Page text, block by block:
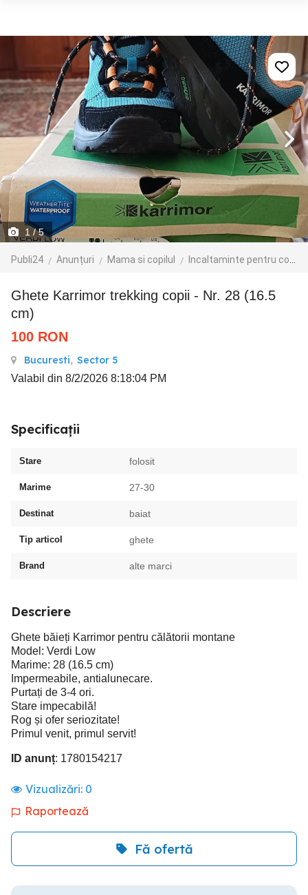
1 / 5
Publi24 Anunțuri Mama si copilul Incaltaminte pentru copii
Ghete Karrimor trekking copii - Nr. 28 (16.5
cm)
100 RON
Bucuresti, Sector 5
Valabil din 8/2/2026 8:18:04 PM
Specificații
Stare folosit
Marime 27-30
Destinat baiat
Tip articol ghete
Brand alte marci
Descriere
Ghete băieți Karrimor pentru călătorii montane
Model: Verdi Low
Marime: 28 (16.5 cm)
Impermeabile, antialunecare.
Purtați de 3-4 ori.
Stare impecabilă!
Rog și ofer seriozitate!
Primul venit, primul servit!
ID anunț: 1780154217
Vizualizări: 0
Raportează
Fă ofertă